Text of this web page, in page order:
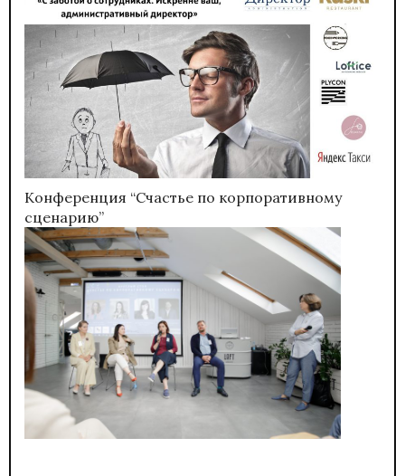
Конференция “Счастье по корпоративному
сценарию”